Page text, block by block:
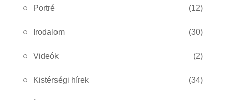
Portré (12)
Irodalom (30)
Videók (2)
Kistérségi hírek (34)